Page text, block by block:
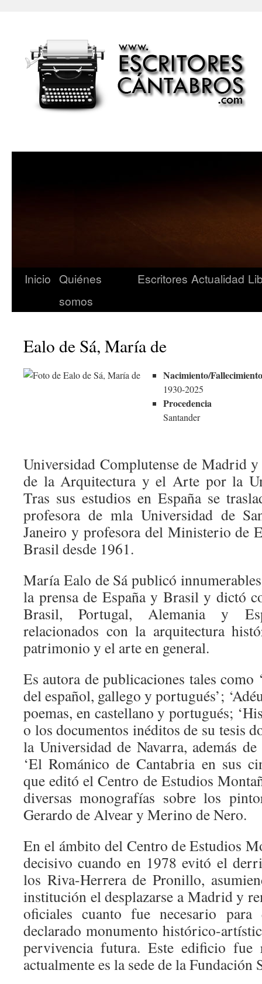
Inicio Quiénes
somos
Escritores Actualidad
Ealo de Sá, María de
Nacimiento/Fallecimiento
1930-2025
Procedencia
Santander
Universidad Complutense de Madrid
de la Arquitectura y el Arte por la
Tras sus estudios en España se
profesora de mla Universidad de
Janeiro y profesora del Ministerio de
Brasil desde 1961.
María Ealo de Sá publicó
la prensa de España y Brasil y dictó
Brasil, Portugal, Alemania y
relacionados con la arquitectura
patrimonio y el arte en general.
Es autora de publicaciones tales
del español, gallego y portugués’;
poemas, en castellano y portugués;
o los documentos inéditos de su tesis
la Universidad de Navarra, además
‘El Románico de Cantabria en sus
que editó el Centro de Estudios
diversas monografías sobre los
Gerardo de Alvear y Merino de Nero.
En el ámbito del Centro de Estudios
decisivo cuando en 1978 evitó el
los Riva-Herrera de Pronillo,
institución el desplazarse a Madrid y
oficiales cuanto fue necesario
declarado monumento histórico-
pervivencia futura. Este edificio fue
actualmente es la sede de la Fundación